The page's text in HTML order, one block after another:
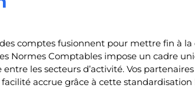
comptes fusionnent pour mettre fin à
Normes Comptables impose un cadre
les secteurs d’activité. Vos
accrue grâce à cette